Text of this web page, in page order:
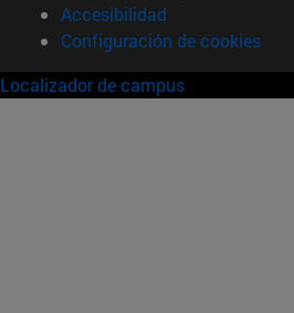
Accesibilidad
Configuración de cookies
Localizador de campus